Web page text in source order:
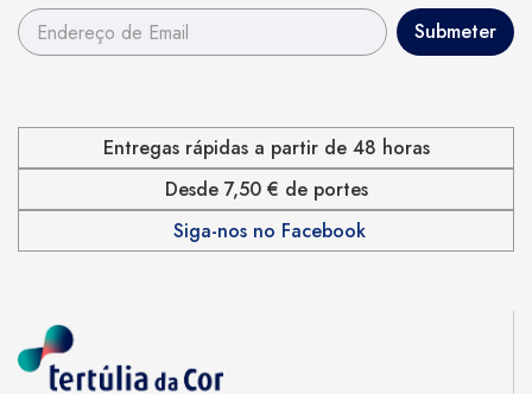
Entregas rápidas a partir de 48 horas
Desde 7,50 € de portes
Siga-nos no Facebook